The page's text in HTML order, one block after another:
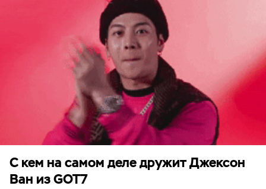
С кем на самом деле дружит Джексон
Ван из GOT7